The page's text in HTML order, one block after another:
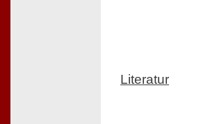
Literatur